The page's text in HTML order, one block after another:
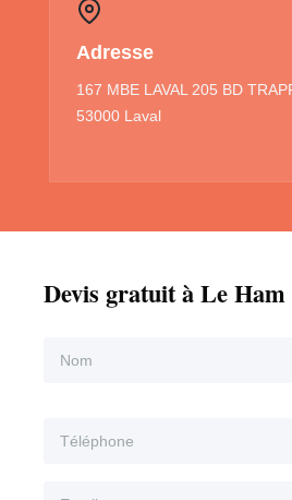
Adresse
167 MBE LAVAL 205 BD
53000 Laval
Devis gratuit à Le Ham